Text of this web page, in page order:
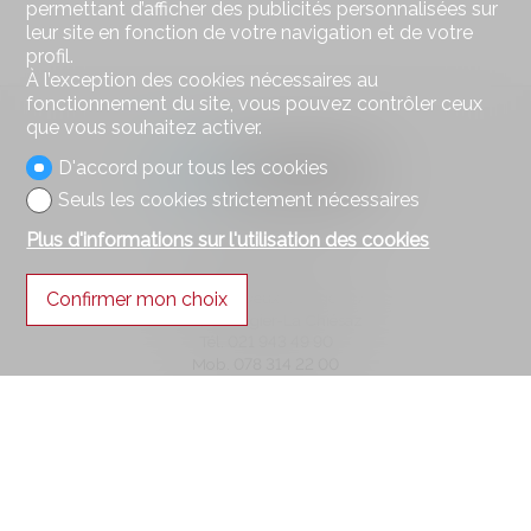
Contactez-nous
AXIHOME SA
Route des Deux-Villages 47
permettant d’afficher des publicités personnalisées sur
leur site en fonction de votre navigation et de votre
profil.
À l’exception des cookies nécessaires au
fonctionnement du site, vous pouvez contrôler ceux
que vous souhaitez activer.
D'accord pour tous les cookies
Seuls les cookies strictement nécessaires
Plus d'informations sur l'utilisation des cookies
Confirmer mon choix